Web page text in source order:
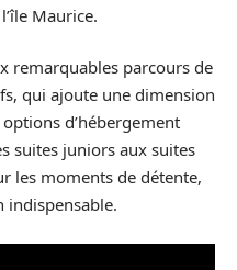
Maurice.
remarquables parcours de
qui ajoute une dimension
d’hébergement
suites juniors aux suites
les moments de détente,
indispensable.